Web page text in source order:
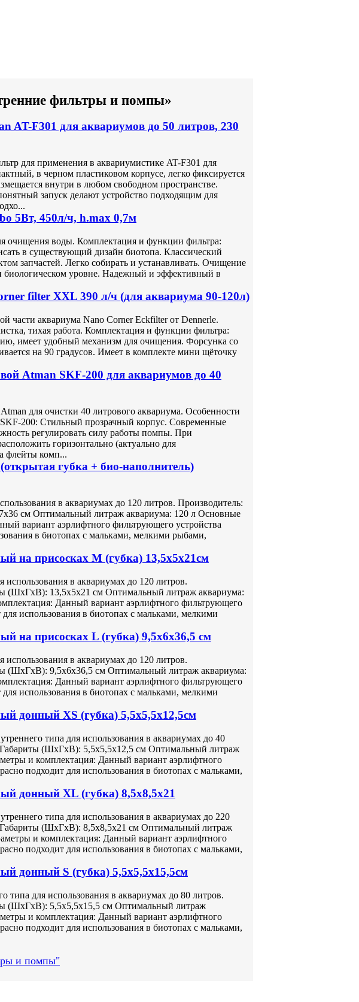
фильтры и помпы»
AT-F301 для аквариумов до 50 литров, 230
для применения в аквариумистике AT-F301 для
в черном пластиковом корпусе, легко фиксируется
внутри в любом свободном пространстве.
запуск делают устройство подходящим для
5Вт, 450л/ч, h.max 0,7м
очищения воды. Комплектация и функции фильтра:
в существующий дизайн биотопа. Классический
запчастей. Легко собирать и устанавливать. Очищение
биологическом уровне. Надежный и эффективный в
filter XXL 390 л/ч (для аквариума 90-120л)
части аквариума Nano Corner Eckfilter от Dennerle.
тихая работа. Комплектация и функции фильтра:
имеет удобный механизм для очищения. Форсунка со
на 90 градусов. Имеет в комплекте мини щёточку
Atman SKF-200 для аквариумов до 40
для очистки 40 литрового аквариума. Особенности
200: Стильный прозрачный корпус. Современные
регулировать силу работы помпы. При
горизонтально (актуально для
флейты комп...
губка + био-наполнитель)
в аквариумах до 120 литров. Производитель:
см Оптимальный литраж аквариума: 120 л Основные
вариант аэрлифтного фильтрующего устройства
в биотопах с мальками, мелкими рыбами,
на присоскаx M (губка) 13,5x5x21см
в аквариумах до 120 литров.
(ШхГхВ): 13,5х5х21 см Оптимальный литраж аквариума:
Данный вариант аэрлифтного фильтрующего
для использования в биотопах с мальками, мелкими
на присоскаx L (губка) 9,5x6x36,5 см
в аквариумах до 120 литров.
(ШхГхВ): 9,5х6х36,5 см Оптимальный литраж аквариума:
Данный вариант аэрлифтного фильтрующего
для использования в биотопах с мальками, мелкими
донный XS (губка) 5,5x5,5x12,5см
типа для использования в аквариумах до 40
(ШхГхВ): 5,5х5,5х12,5 см Оптимальный литраж
и комплектация: Данный вариант аэрлифтного
подходит для использования в биотопах с мальками,
донный XL (губка) 8,5x8,5x21
типа для использования в аквариумах до 220
(ШхГхВ): 8,5х8,5х21 см Оптимальный литраж
и комплектация: Данный вариант аэрлифтного
подходит для использования в биотопах с мальками,
донный S (губка) 5,5x5,5x15,5см
типа для использования в аквариумах до 80 литров.
(ШхГхВ): 5,5х5,5х15,5 см Оптимальный литраж
и комплектация: Данный вариант аэрлифтного
подходит для использования в биотопах с мальками,
и помпы"